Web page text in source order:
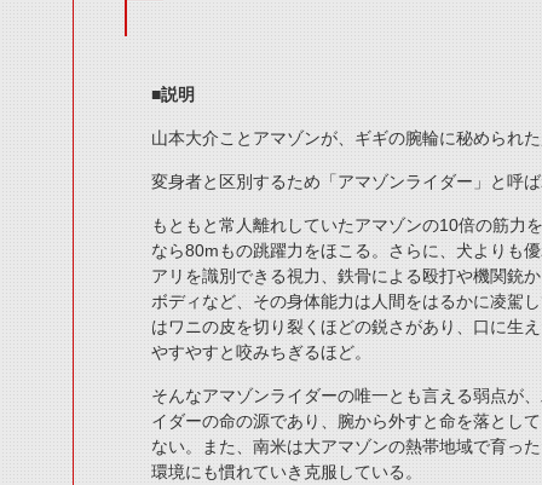
■説明
山本大介ことアマゾンが、ギギの腕輪に秘められ
変身者と区別するため「アマゾンライダー」と呼
もともと常人離れしていたアマゾンの10倍の筋力
なら80mもの跳躍力をほこる。さらに、犬よりも
アリを識別できる視力、鉄骨による殴打や機関銃
ボディなど、その身体能力は人間をはるかに凌駕
はワニの皮を切り裂くほどの鋭さがあり、口に生
やすやすと咬みちぎるほど。
そんなアマゾンライダーの唯一とも言える弱点が
イダーの命の源であり、腕から外すと命を落とし
ない。また、南米は大アマゾンの熱帯地域で育っ
環境にも慣れていき克服している。